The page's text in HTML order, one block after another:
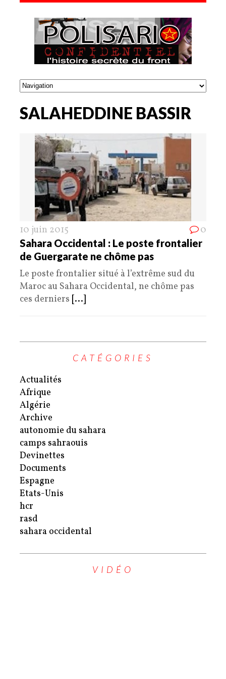
SALAHEDDINE BASSIR
10 juin 2015 0
Sahara Occidental : Le poste frontalier
de Guergarate ne chôme pas
Le poste frontalier situé à l’extrême sud du
Maroc au Sahara Occidental, ne chôme pas
ces derniers [...]
CATÉGORIES
Actualités
Afrique
Algérie
Archive
autonomie du sahara
camps sahraouis
Devinettes
Documents
Espagne
Etats-Unis
hcr
rasd
sahara occidental
VIDÉO